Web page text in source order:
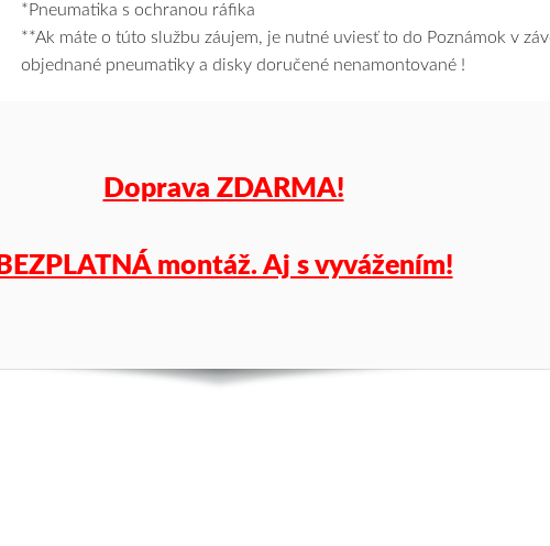
tomu
vám
pneumatiky
vášho
a
*Pneumatika s ochranou ráfika
**Ak máte o túto službu záujem, je nutné uviesť to do Poznámok v
objednané pneumatiky a disky doručené nenamontované !
Doprava ZDARMA!
BEZPLATNÁ montáž. Aj s vyvážením!